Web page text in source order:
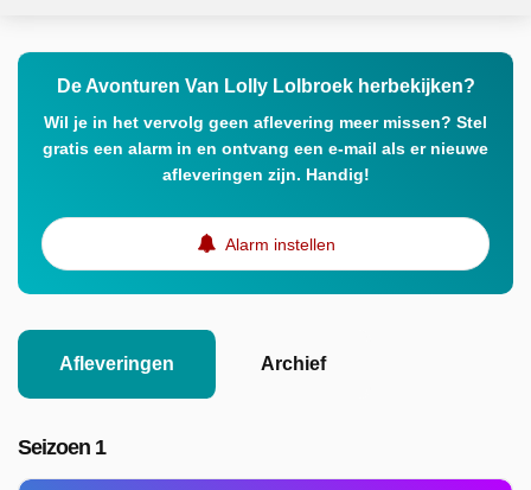
De Avonturen Van Lolly Lolbroek herbekijken?
Wil je in het vervolg geen aflevering meer missen? Stel
gratis een alarm in en ontvang een e-mail als er nieuwe
afleveringen zijn. Handig!
Alarm instellen
Afleveringen Archief
Seizoen 1